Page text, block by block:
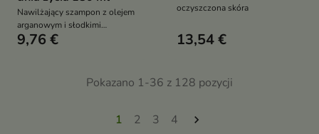
Nawilżający szampon z olejem
arganowym i słodkimi
migdałami to kompleksowa
redukuje nieprzyjemne objawy
przesuszenia skóry i włosów
9,76 €
oczyszczona skóra
13,54 €
Pokazano 1-36 z 128 pozycji
1 2 3 4 